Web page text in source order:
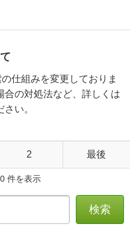
仕組みを変更しておりま
合の対処法など、詳しくは
い。
2 最後
件を表示
検索